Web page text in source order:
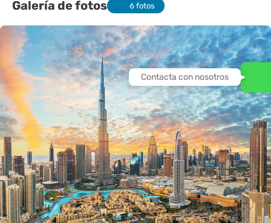
Galería de fotos 6 fotos
Contacta con nosotros